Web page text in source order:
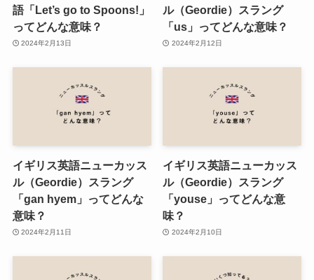
語「Let’s go to Spoons!」
ってどんな意味？
2024年2月13日
ル（Geordie）スラング
「us」ってどんな意味？
2024年2月12日
イギリス英語ニューカッス
ル（Geordie）スラング
「gan hyem」ってどんな
意味？
2024年2月11日
イギリス英語ニューカッス
ル（Geordie）スラング
「youse」ってどんな意
味？
2024年2月10日